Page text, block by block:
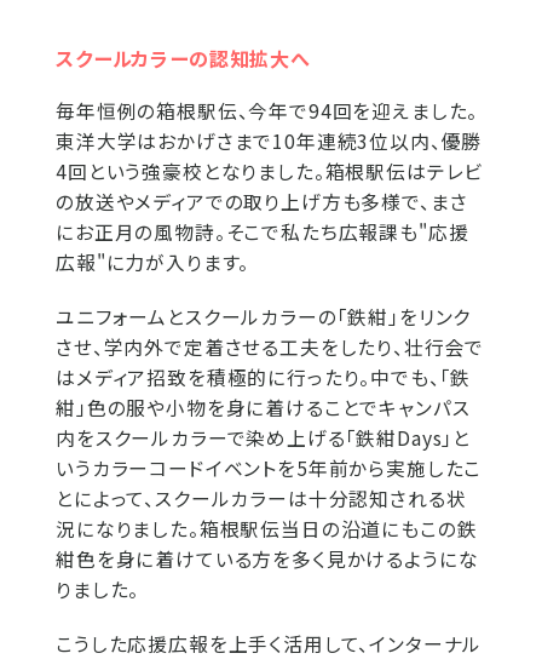
スクールカラーの認知拡大へ
毎年恒例の箱根駅伝、今年で94回を迎えました。
東洋大学はおかげさまで10年連続3位以内、優勝
4回という強豪校となりました。箱根駅伝はテレビ
の放送やメディアでの取り上げ方も多様で、まさ
にお正月の風物詩。そこで私たち広報課も"応援
広報"に力が入ります。
ユニフォームとスクールカラーの「鉄紺」をリンク
させ、学内外で定着させる工夫をしたり、壮行会で
はメディア招致を積極的に行ったり。中でも、「鉄
紺」色の服や小物を身に着けることでキャンパス
内をスクールカラーで染め上げる「鉄紺Days」と
いうカラーコードイベントを5年前から実施したこ
とによって、スクールカラーは十分認知される状
況になりました。箱根駅伝当日の沿道にもこの鉄
紺色を身に着けている方を多く見かけるようにな
りました。
こうした応援広報を上手く活用して、インターナル